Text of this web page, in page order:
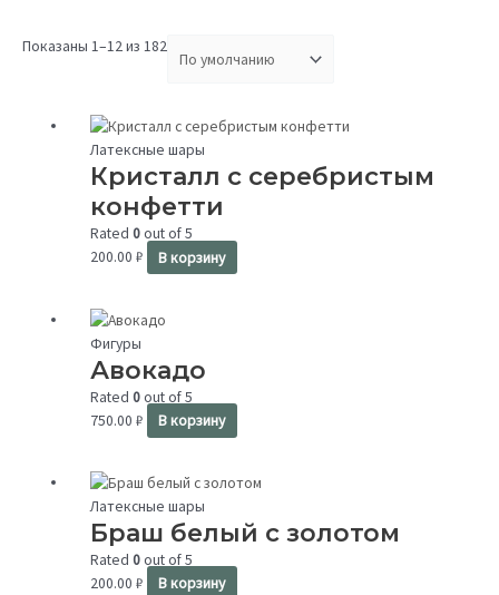
Показаны 1–12 из 182
Латексные шары
Кристалл с серебристым
конфетти
Rated0out of 5
200.00₽ В корзину
Фигуры
Авокадо
Rated0out of 5
750.00₽ В корзину
Латексные шары
Браш белый с золотом
Rated0out of 5
200.00₽ В корзину